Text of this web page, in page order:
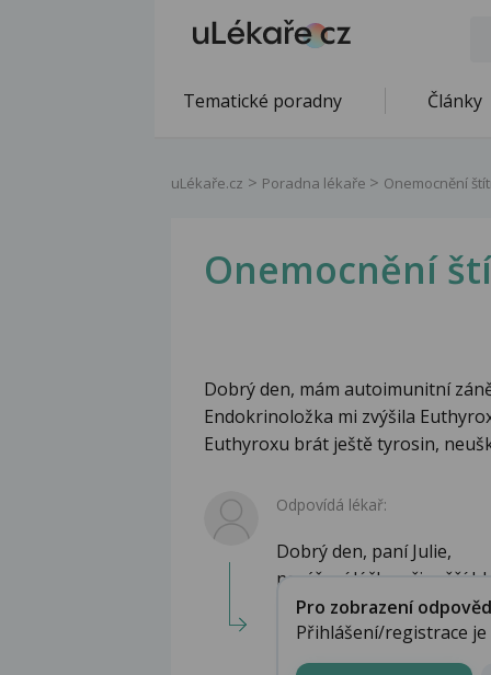
Tematické poradny Články
uLékaře.cz Poradna lékaře Onemocnění
Onemocnění
Dobrý den, mám autoimunitní
Endokrinoložka mi zvýšila
Euthyroxu brát ještě tyrosin,
Odpovídá lékař:
Dobrý den, paní Julie,
navýšení léčby při vyšší
Pro zobrazení
Přihlášení/registrace